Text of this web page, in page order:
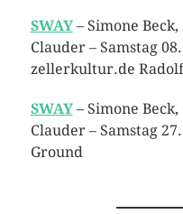
SWAY– Simone
Clauder – Samstag
zellerkultur.de
SWAY– Simone
Clauder – Samstag
Ground